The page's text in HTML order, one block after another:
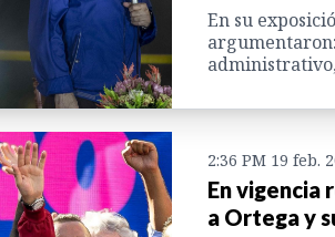
En su
2:36 PM 19 feb.
En vigencia
a Ortega y